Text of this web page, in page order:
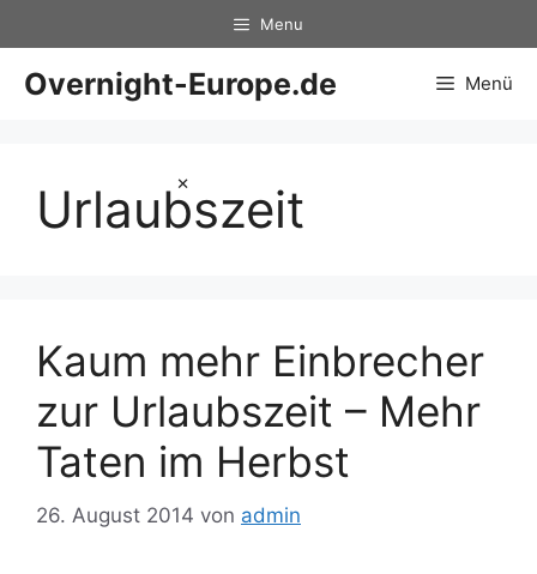
×
Inhalt
springen
Menu
Overnight-Europe.de Menü
Urlaubszeit
Kaum mehr Einbrecher
zur Urlaubszeit – Mehr
Taten im Herbst
26. August 2014 von admin